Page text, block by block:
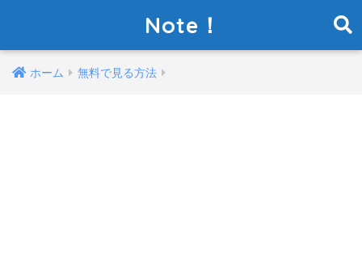
Note！
ホーム 無料で見る方法